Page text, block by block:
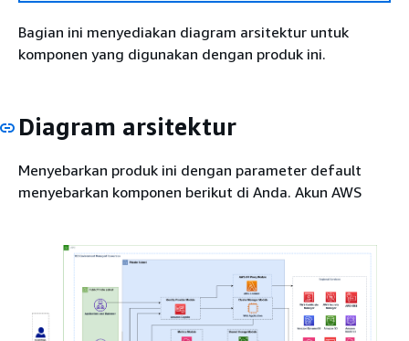
Bagian ini menyediakan diagram arsitektur untuk
komponen yang digunakan dengan produk ini.
Diagram arsitektur
Menyebarkan produk ini dengan parameter default
menyebarkan komponen berikut di Anda. Akun AWS